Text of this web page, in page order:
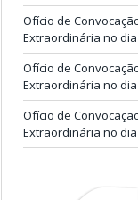
Ofício de
Extraordinária no
Ofício de
Extraordinária no
Ofício de
Extraordinária no